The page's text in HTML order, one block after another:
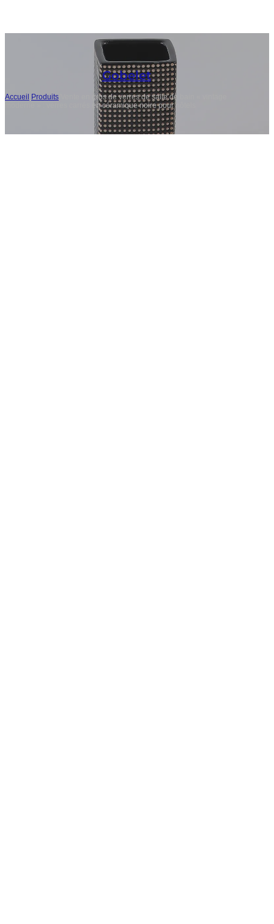
Gobelet
Accueil Produits
Vente en gros de verres de salle de bain « vintage
moderne » : verres carrés en céramique noire pour hôtels